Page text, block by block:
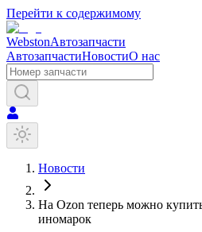
Перейти к содержимому
WebstonАвтозапчасти
АвтозапчастиНовостиО нас
Новости
На Ozon теперь можно
иномарок